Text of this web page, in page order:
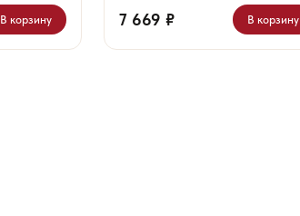
В корзину 7 669 ₽ В корзину